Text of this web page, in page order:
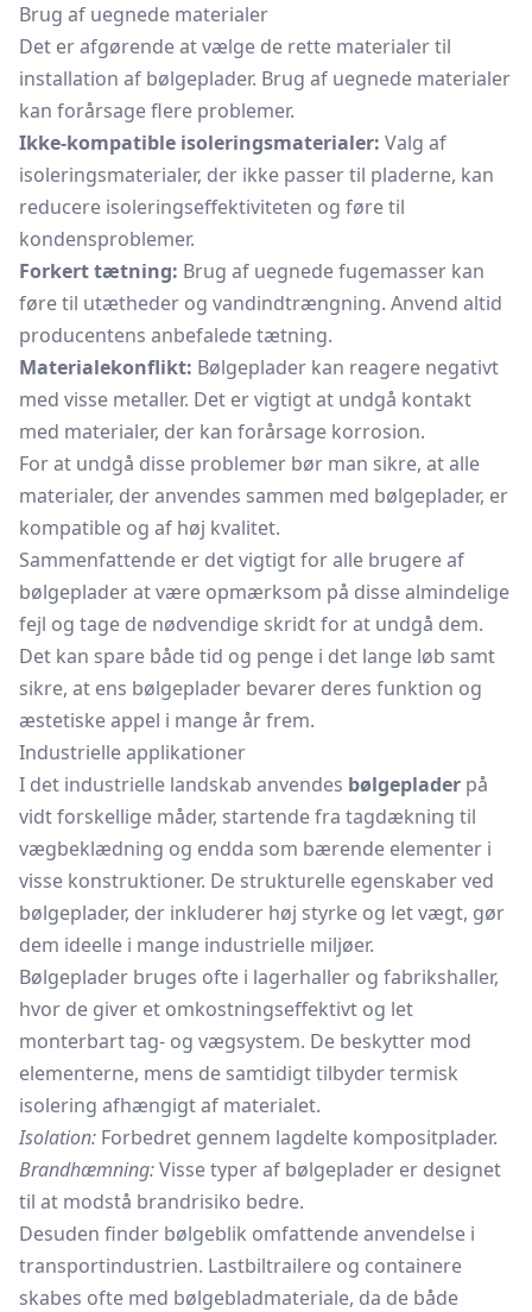
Brug af uegnede materialer
Det er afgørende at vælge de rette materialer til
installation af bølgeplader. Brug af uegnede materialer
kan forårsage flere problemer.
Ikke-kompatible isoleringsmaterialer: Valg af
isoleringsmaterialer, der ikke passer til pladerne, kan
reducere isoleringseffektiviteten og føre til
kondensproblemer.
Forkert tætning: Brug af uegnede fugemasser kan
føre til utætheder og vandindtrængning. Anvend altid
producentens anbefalede tætning.
Materialekonflikt: Bølgeplader kan reagere negativt
med visse metaller. Det er vigtigt at undgå kontakt
med materialer, der kan forårsage korrosion.
For at undgå disse problemer bør man sikre, at alle
materialer, der anvendes sammen med bølgeplader, er
kompatible og af høj kvalitet.
Sammenfattende er det vigtigt for alle brugere af
bølgeplader at være opmærksom på disse almindelige
fejl og tage de nødvendige skridt for at undgå dem.
Det kan spare både tid og penge i det lange løb samt
sikre, at ens bølgeplader bevarer deres funktion og
æstetiske appel i mange år frem.
Industrielle applikationer
I det industrielle landskab anvendes bølgeplader på
vidt forskellige måder, startende fra tagdækning til
vægbeklædning og endda som bærende elementer i
visse konstruktioner. De strukturelle egenskaber ved
bølgeplader, der inkluderer høj styrke og let vægt, gør
dem ideelle i mange industrielle miljøer.
Bølgeplader bruges ofte i lagerhaller og fabrikshaller,
hvor de giver et omkostningseffektivt og let
monterbart tag- og vægsystem. De beskytter mod
elementerne, mens de samtidigt tilbyder termisk
isolering afhængigt af materialet.
Isolation: Forbedret gennem lagdelte kompositplader.
Brandhæmning:Visse typer af bølgeplader er designet
til at modstå brandrisiko bedre.
Desuden finder bølgeblik omfattende anvendelse i
transportindustrien. Lastbiltrailere og containere
skabes ofte med bølgebladmateriale, da de både